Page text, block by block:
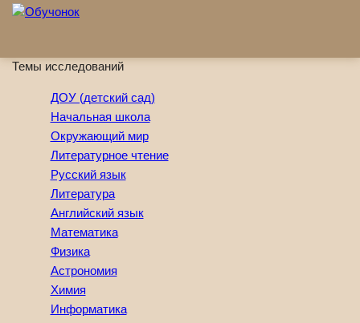
Перейти к основному содержанию
Темы исследований
ДОУ (детский сад)
Начальная школа
Окружающий мир
Литературное чтение
Русский язык
Литература
Английский язык
Математика
Физика
Астрономия
Химия
Информатика